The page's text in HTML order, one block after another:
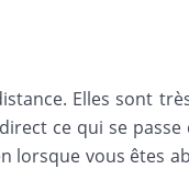
Elles sont
ce qui se
lorsque vous êtes